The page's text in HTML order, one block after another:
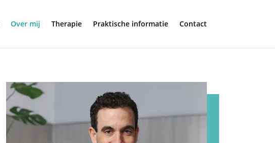
Over mij Therapie Praktische informatie Contact